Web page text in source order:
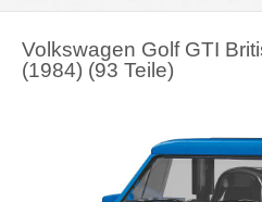
Volkswagen Golf GTI
(1984) (93 Teile)